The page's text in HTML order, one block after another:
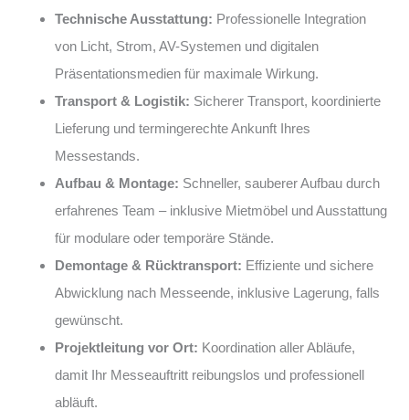
Technische Ausstattung: Professionelle Integration
von Licht, Strom, AV-Systemen und digitalen
Präsentationsmedien für maximale Wirkung.
Transport & Logistik: Sicherer Transport, koordinierte
Lieferung und termingerechte Ankunft Ihres
Messestands.
Aufbau & Montage: Schneller, sauberer Aufbau durch
erfahrenes Team – inklusive Mietmöbel und Ausstattung
für modulare oder temporäre Stände.
Demontage & Rücktransport: Effiziente und sichere
Abwicklung nach Messeende, inklusive Lagerung, falls
gewünscht.
Projektleitung vor Ort: Koordination aller Abläufe,
damit Ihr Messeauftritt reibungslos und professionell
abläuft.